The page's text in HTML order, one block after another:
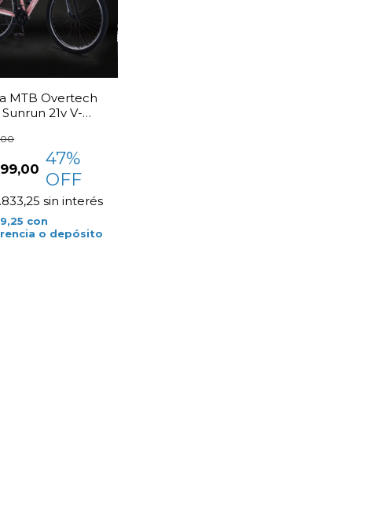
MTB Overtech
21v V-
47%
OFF
sin interés
con
o depósito